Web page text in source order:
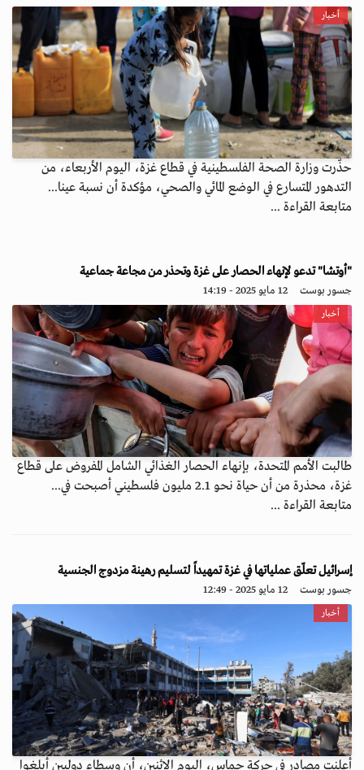
أخبار
حذّرت وزارة الصحة الفلسطينية في قطاع غزة، اليوم الأربعاء، من
التدهور المتسارع في الوضع المائي والصحي، مؤكدة أن نسبة عينا...
متابعة القراءة ...
"أوتشا" تدعو لإنهاء الحصار على غزة وتحذر من مجاعة جماعية
جسور بوست 12 مايو 2025 - 14:19
أخبار
طالبت الأمم المتحدة، بإنهاء الحصار الغذائي الشامل المفروض على قطاع
غزة، محذرة من أن حياة نحو 2.1 مليون فلسطيني أصبحت في...
متابعة القراءة ...
إسرائيل تعلّق عملياتها في غزة تمهيداً لتسليم رهينة مزدوج الجنسية
جسور بوست 12 مايو 2025 - 12:49
أخبار
أعلنت مصادر في حركة حماس، اليوم الاثنين، أن وسطاء دوليين أبلغوا